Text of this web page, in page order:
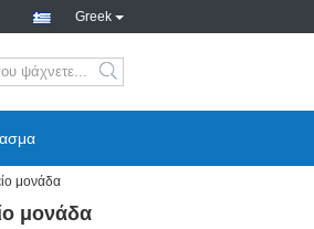
Greek
search
μονάδα
μονάδα